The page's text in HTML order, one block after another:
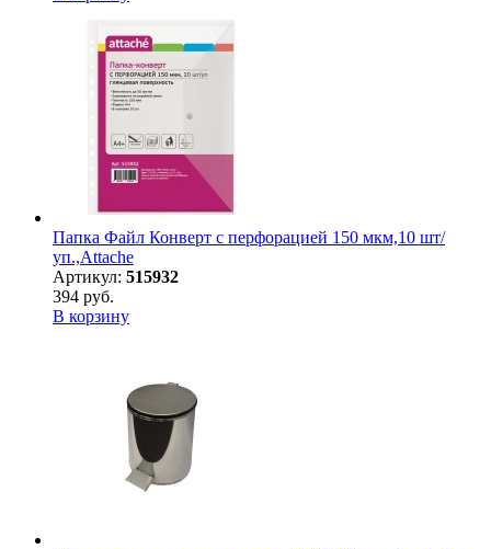
Папка Файл Конверт с перфорацией 150 мкм,10 шт/
уп.,Attache
Артикул: 515932
394 руб.
В корзину